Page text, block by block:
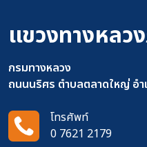
แขวงทางหลว
กรมทางหลวง
ถนนนริศร ตำบลตลาดใหญ่ อำ
โทรศัพท์
0 7621 2179